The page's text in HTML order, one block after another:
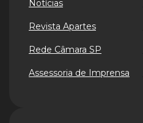
Notícias
Revista Apartes
Rede Câmara SP
Assessoria de Imprensa